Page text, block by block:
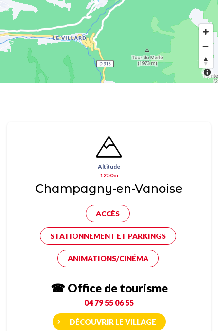
Altitude
1250m
Champagny-en-Vanoise
ACCÈS
STATIONNEMENT ET PARKINGS
ANIMATIONS/CINÉMA
☎ Office de tourisme
04 79 55 06 55
DÉCOUVRIR LE VILLAGE